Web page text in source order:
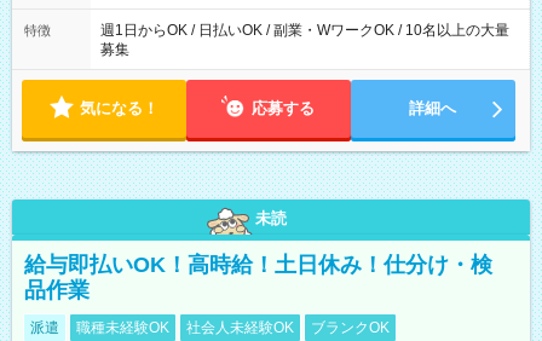
特徴
週1日からOK / 日払いOK / 副業・WワークOK / 10名以上の大量
募集
気になる！ 応募する 詳細へ
未読
給与即払いOK！高時給！土日休み！仕分け・検
品作業
派遣 職種未経験OK 社会人未経験OK
ブランクOK